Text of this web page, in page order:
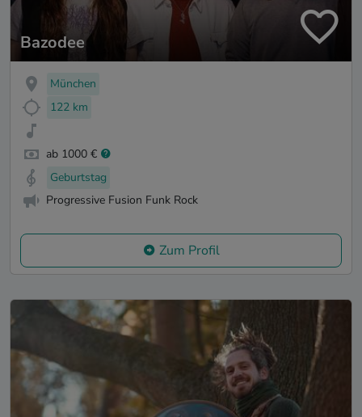
Bazodee
München
122 km
ab 1000 €
Geburtstag
Progressive Fusion Funk Rock
Zum Profil